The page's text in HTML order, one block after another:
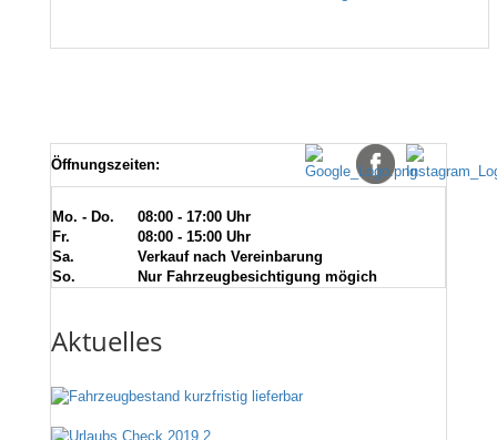
Öffnungszeiten:
Mo. - Do.
08:00 - 17:00 Uhr
Fr.
08:00 - 15:00 Uhr
Sa.
Verkauf nach Vereinbarung
So.
Nur Fahrzeugbesichtigung mögich
Aktuelles